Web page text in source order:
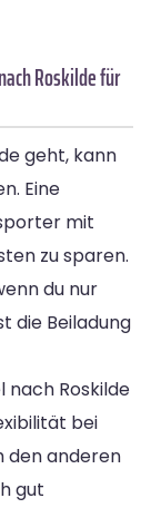
Roskilde für
geht, kann
Eine
mit
zu sparen.
du nur
die Beiladung
nach Roskilde
bei
den anderen
gut